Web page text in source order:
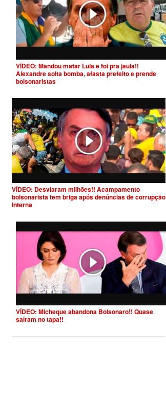
VÍDEO: Mandou matar Lula e foi pra jaula!!
Alexandre solta bomba, afasta prefeito e prende
bolsonaristas
VÍDEO: Desviaram milhões!! Acampamento
bolsonarista tem briga após denúncias de corrupção
interna
VÍDEO: Micheque abandona Bolsonaro!! Quase
saíram no tapa!!